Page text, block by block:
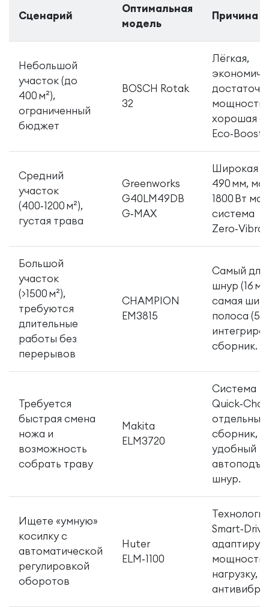
Сценарий
Оптимальная
модель
Причина
Небольшой
участок (до
400 м²),
ограниченный
бюджет
BOSCH Rotak
32
Лёгкая,
мощность,
хорошая
Eco‑Boost.
Средний
участок
(400‑1200 м²),
густая трава
Greenworks
G40LM49DB
G‑MAX
Широкая
490 мм,
1800 Вт
система
Большой
участок
(>1500 м²),
требуются
длительные
работы без
перерывов
CHAMPION
EM3815
Самый
шнур (16 м)
самая
полоса
сборник.
Требуется
быстрая смена
ножа и
возможность
собрать траву
Makita
ELM3720
Система
отдельный
сборник,
удобный
шнур.
Ищете «умную»
косилку с
автоматической
регулировкой
оборотов
Huter
ELM‑1100
Технология
Smart‑Drive
мощность
нагрузку,